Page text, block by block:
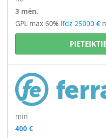
3 mēn.
GPL max 60% līdz 25000 €
min
400 €